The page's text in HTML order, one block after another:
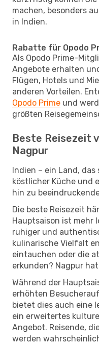
machen, besonders
in Indien.
Rabatte für Opodo
Als Opodo Prime-
Angebote erhalten
Flügen, Hotels und
anderen Vorteilen.
Opodo Prime und
größten
Beste Reisezeit
Nagpur
Indien – ein Land,
köstlicher Küche und
hin zu
Die beste Reisezeit
Hauptsaison ist mehr
ruhiger und
kulinarische Vielfalt
eintauchen oder die
erkunden? Nagpur
Während der
erhöhten
bietet dies auch eine
ein erweitertes
Angebot. Reisende,
werden